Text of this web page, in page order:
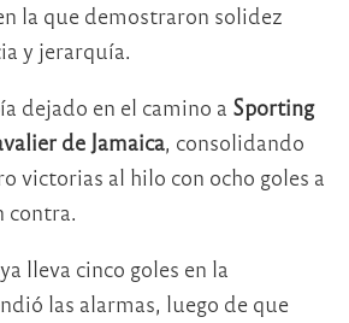
la que demostraron solidez
y jerarquía.
dejado en el camino a Sporting
de Jamaica, consolidando
victorias al hilo con ocho goles a
contra.
lleva cinco goles en la
las alarmas, luego de que